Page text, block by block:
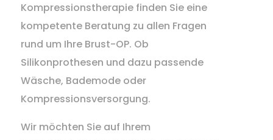
Kompressionstherapie finden Sie eine
kompetente Beratung zu allen Fragen
rund um Ihre Brust-OP. Ob
Silikonprothesen und dazu passende
Wäsche, Bademode oder
Kompressionsversorgung.
Wir möchten Sie auf Ihrem